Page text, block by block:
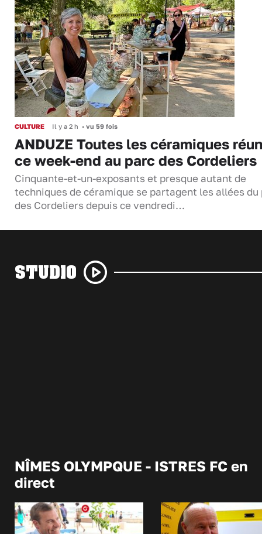
CULTURE Il y a 2 h • vu 59 fois
ANDUZE Toutes les céramiques
ce week-end au parc des Cordeliers
Cinquante-et-un-exposants et presque autant de
techniques de céramique se partagent les allées du
des Cordeliers depuis ce vendredi…
STUDIO
NÎMES OLYMPQUE - ISTRES FC en
direct